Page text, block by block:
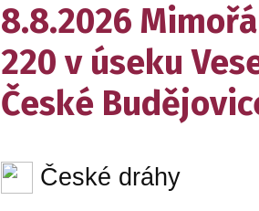
8.8.2026
220 v úseku
České
České dráhy